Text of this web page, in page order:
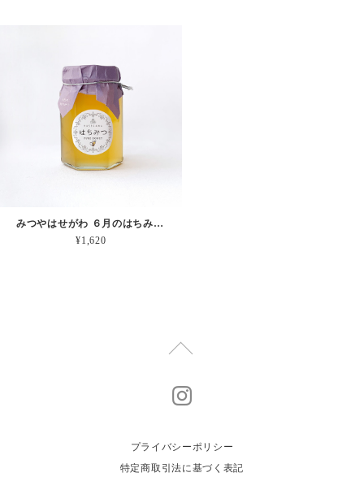
みつやはせがわ ６月のはちみつ 【中瓶】170g
¥1,620
プライバシーポリシー
特定商取引法に基づく表記